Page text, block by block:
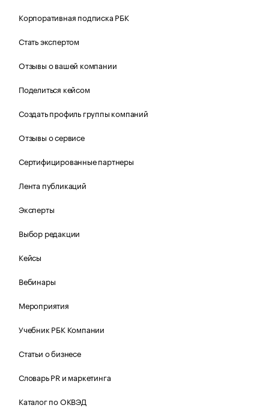
Корпоративная подписка РБК
Стать экспертом
Отзывы о вашей компании
Поделиться кейсом
Создать профиль группы компаний
Отзывы о сервисе
Сертифицированные партнеры
Лента публикаций
Эксперты
Выбор редакции
Кейсы
Вебинары
Мероприятия
Учебник РБК Компании
Статьи о бизнесе
Словарь PR и маркетинга
Каталог по ОКВЭД